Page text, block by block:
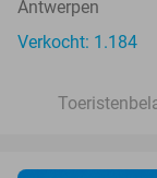
Antwerpen
Verkocht: 1.184